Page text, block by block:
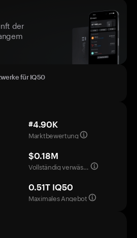
der
für IQ50
#4.90K
Marktbewertung
$0.18M
Vollständig verwässerte Bewertung
0.51T IQ50
Maximales Angebot